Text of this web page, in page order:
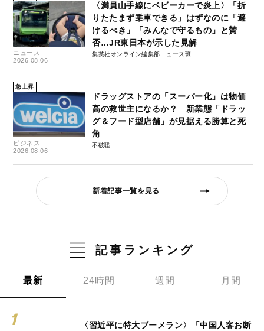
ニュース
2026.08.06
〈満員山手線にベビーカーで炎上〉「折
りたたまず乗車できる」はずなのに「避
けるべき」「みんなで守るもの」と賛
否…JR東日本が示した見解
集英社オンライン編集部ニュース班
急上昇
ビジネス
2026.08.06
ドラッグストアの「スーパー化」は物価
高の救世主になるか？ 新業態「ドラッ
グ＆フード型店舗」が見据える勝算と死
角
不破聡
新着記事一覧を見る
記事ランキング
最新 24時間 週間 月間
〈習近平に特大ブーメラン〉「中国人客お断